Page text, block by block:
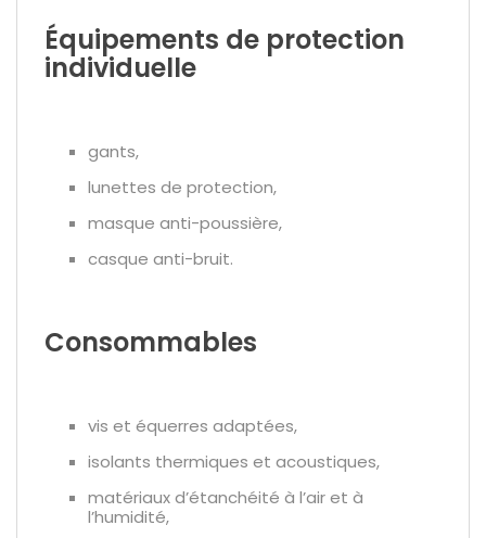
Équipements de protection
individuelle
gants,
lunettes de protection,
masque anti-poussière,
casque anti-bruit.
Consommables
vis et équerres adaptées,
isolants thermiques et acoustiques,
matériaux d’étanchéité à l’air et à
l’humidité,